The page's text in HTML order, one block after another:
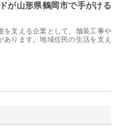
が山形県鶴岡市で手がける
を支える企業として、舗装工事や
あります。地域住民の生活を支え